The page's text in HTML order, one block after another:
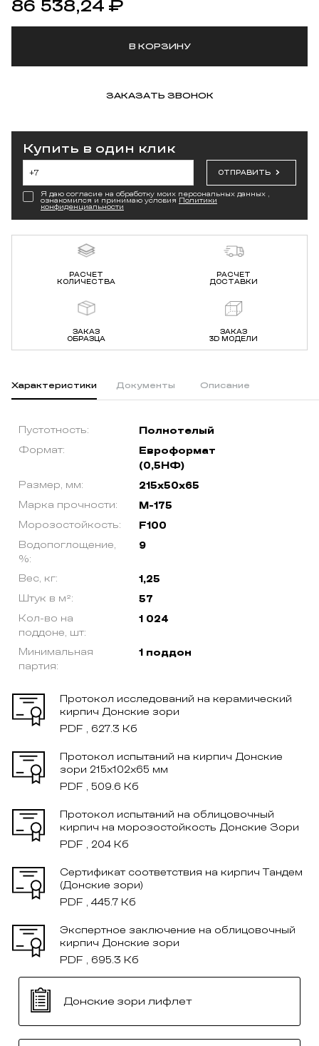
86 538,24 ₽
В КОРЗИНУ
ЗАКАЗАТЬ ЗВОНОК
Купить в один клик
ОТПРАВИТЬ
Я даю согласие на обработку моих персональных данных ,
ознакомился и принимаю условия Политики
конфиденциальности
РАСЧЕТ
КОЛИЧЕСТВА
РАСЧЕТ
ДОСТАВКИ
ЗАКАЗ
ОБРАЗЦА
ЗАКАЗ
3D МОДЕЛИ
Характеристики Документы Описание
Пустотность: Полнотелый
Формат:
Евроформат
(0,5НФ)
Размер, мм: 215х50х65
Марка прочности: М-175
Морозостойкость: F100
Водопоглощение,
%:
9
Вес, кг: 1,25
Штук в м²: 57
Кол-во на
поддоне, шт:
1 024
Минимальная
партия:
1 поддон
Протокол исследований на керамический
кирпич Донские зори
PDF , 627.3 Кб
Протокол испытаний на кирпич Донские
зори 215x102x65 мм
PDF , 509.6 Кб
Протокол испытаний на облицовочный
кирпич на морозостойкость Донские Зори
PDF , 204 Кб
Сертификат соответствия на кирпич Тандем
(Донские зори)
PDF , 445.7 Кб
Экспертное заключение на облицовочный
кирпич Донские зори
PDF , 695.3 Кб
Донские зори лифлет